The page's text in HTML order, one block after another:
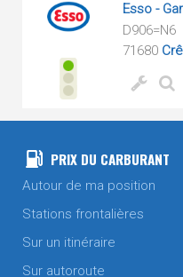
Esso -
D906=N6
71680
PRIX DU CARBURANT
Autour de ma position
Stations frontalières
Sur un itinéraire
Sur autoroute